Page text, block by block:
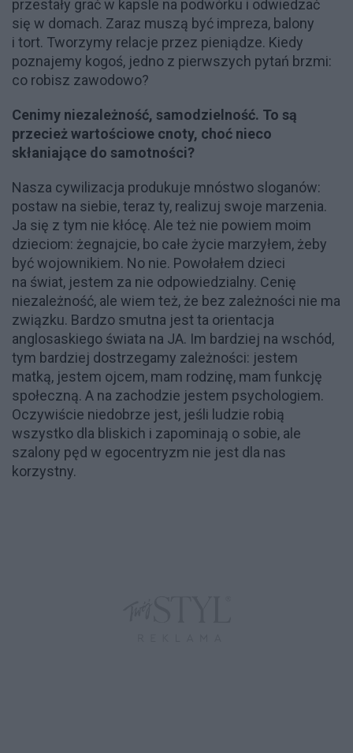
przestały grać w kapsle na podwórku i odwiedzać
się w domach. Zaraz muszą być impreza, balony
i tort. Tworzymy relacje przez pieniądze. Kiedy
poznajemy kogoś, jedno z pierwszych pytań brzmi:
co robisz zawodowo?
Cenimy niezależność, samodzielność. To są
przecież wartościowe cnoty, choć nieco
skłaniające do samotności?
Nasza cywilizacja produkuje mnóstwo sloganów:
postaw na siebie, teraz ty, realizuj swoje marzenia.
Ja się z tym nie kłócę. Ale też nie powiem moim
dzieciom: żegnajcie, bo całe życie marzyłem, żeby
być wojownikiem. No nie. Powołałem dzieci
na świat, jestem za nie odpowiedzialny. Cenię
niezależność, ale wiem też, że bez zależności nie ma
związku. Bardzo smutna jest ta orientacja
anglosaskiego świata na JA. Im bardziej na wschód,
tym bardziej dostrzegamy zależności: jestem
matką, jestem ojcem, mam rodzinę, mam funkcję
społeczną. A na zachodzie jestem psychologiem.
Oczywiście niedobrze jest, jeśli ludzie robią
wszystko dla bliskich i zapominają o sobie, ale
szalony pęd w egocentryzm nie jest dla nas
korzystny.